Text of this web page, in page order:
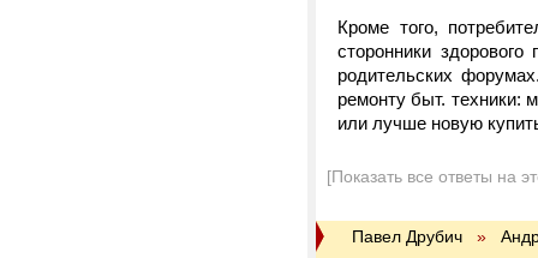
Кроме того,
сторонники
родительских
ремонту быт. техники:
или лучше новую
[Показать все ответы на
Павел Друбич »